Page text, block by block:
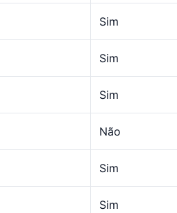
Sim
Sim
Sim
Não
Sim
Sim